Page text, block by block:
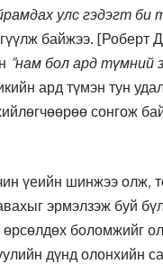
улс гэдэгт би
байжээ. [Роберт
“нам бол ард түмний
ард түмэн тун
сонгож
үеийн шинжээ олж,
эрмэлзэж буй
боломжийг
дүнд олонхийн